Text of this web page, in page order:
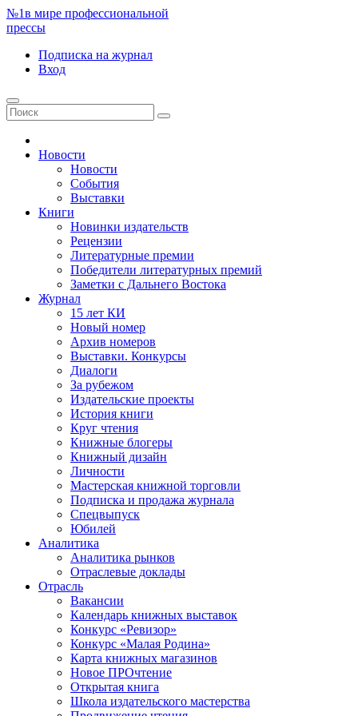
№1в мире профессиональной
прессы
Подписка на журнал
Вход
Новости
Новости
События
Выставки
Книги
Новинки издательств
Рецензии
Литературные премии
Победители литературных премий
Заметки с Дальнего Востока
Журнал
15 лет КИ
Новый номер
Архив номеров
Выставки. Конкурсы
Диалоги
За рубежом
Издательские проекты
История книги
Круг чтения
Книжные блогеры
Книжный дизайн
Личности
Мастерская книжной торговли
Подписка и продажа журнала
Спецвыпуск
Юбилей
Аналитика
Аналитика рынков
Отраслевые доклады
Отрасль
Вакансии
Календарь книжных выставок
Конкурс «Ревизор»
Конкурс «Малая Родина»
Карта книжных магазинов
Новое ПРОчтение
Открытая книга
Школа издательского мастерства